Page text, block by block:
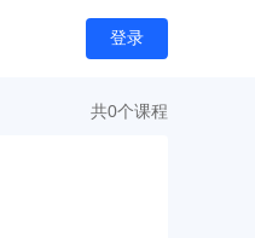
登录
共0个课程